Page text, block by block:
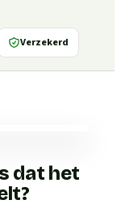
Verzekerd
dat het